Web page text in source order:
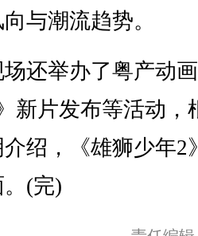
与潮流趋势。
举办了粤产动
新片发布等活动，
绍，《雄狮少年2
(完)